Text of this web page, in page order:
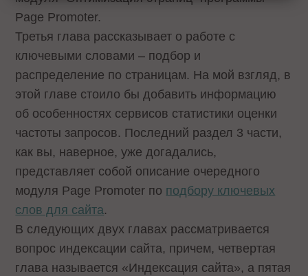
Page Promoter.
Третья глава рассказывает о работе с
ключевыми словами – подбор и
распределение по страницам. На мой взгляд, в
этой главе стоило бы добавить информацию
об особенностях сервисов статистики оценки
частоты запросов. Последний раздел 3 части,
как вы, наверное, уже догадались,
представляет собой описание очередного
модуля Page Promoter по подбору ключевых
слов для сайта.
В следующих двух главах рассматривается
вопрос индексации сайта, причем, четвертая
глава называется «Индексация сайта», а пятая